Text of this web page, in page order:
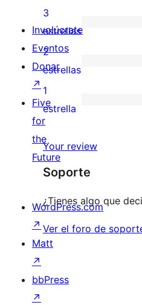
5
estrellas
valoraciones
de
4
estrellas
0
valoraciones
de
3
estrellas
3
estrellas
0
valoraciones
de
2
estrellas
2
estrellas
0
valoraciones
de
1
estrellas
1
estrella
Your review
Soporte
¿Tienes algo que
Ver el foro de
Involúcrate
Eventos
Donar
↗
Five
for
the
Future
WordPress.com
↗
Matt
↗
bbPress
↗